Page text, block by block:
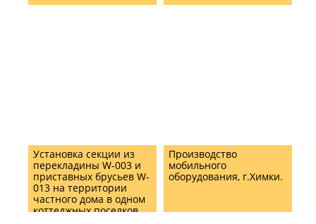
Установка секции из
перекладины W-003 и
приставных брусьев W-
013 на территории
частного дома в одном
коттеджных поселков
Производство
мобильного
оборудования, г.Химки.